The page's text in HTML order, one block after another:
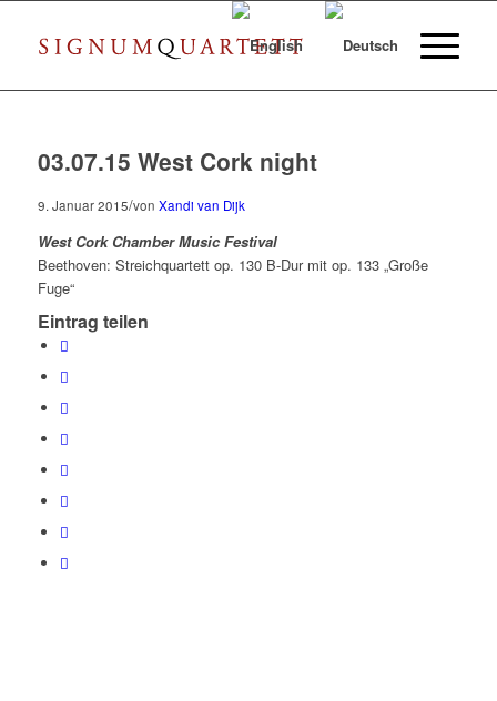
03.07.15 West Cork night
9. Januar 2015/von Xandi van Dijk
West Cork Chamber Music Festival
Beethoven: Streichquartett op. 130 B-Dur mit op. 133 „Große
Fuge“
Eintrag teilen